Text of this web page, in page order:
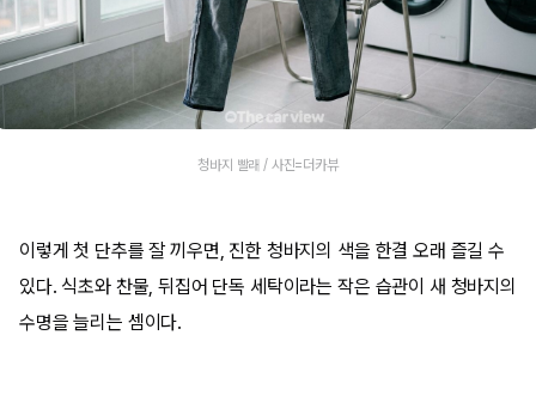
청바지 빨래 / 사진=더카뷰
이렇게 첫 단추를 잘 끼우면, 진한 청바지의 색을 한결 오래 즐길 수
있다. 식초와 찬물, 뒤집어 단독 세탁이라는 작은 습관이 새 청바지의
수명을 늘리는 셈이다.